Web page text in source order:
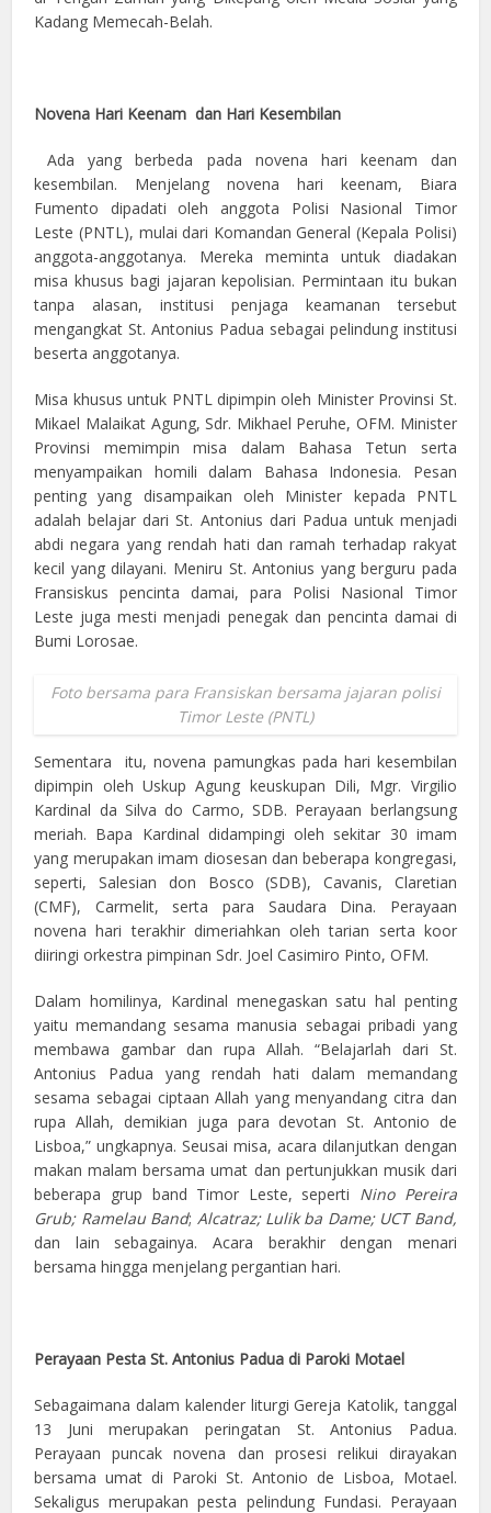
Kadang Memecah-Belah.
Novena Hari Keenam dan Hari Kesembilan
Ada yang berbeda pada novena hari keenam dan
kesembilan. Menjelang novena hari keenam, Biara
Fumento dipadati oleh anggota Polisi Nasional Timor
Leste (PNTL), mulai dari Komandan General (Kepala Polisi)
anggota-anggotanya. Mereka meminta untuk diadakan
misa khusus bagi jajaran kepolisian. Permintaan itu bukan
tanpa alasan, institusi penjaga keamanan tersebut
mengangkat St. Antonius Padua sebagai pelindung institusi
beserta anggotanya.
Misa khusus untuk PNTL dipimpin oleh Minister Provinsi St.
Mikael Malaikat Agung, Sdr. Mikhael Peruhe, OFM. Minister
Provinsi memimpin misa dalam Bahasa Tetun serta
menyampaikan homili dalam Bahasa Indonesia. Pesan
penting yang disampaikan oleh Minister kepada PNTL
adalah belajar dari St. Antonius dari Padua untuk menjadi
abdi negara yang rendah hati dan ramah terhadap rakyat
kecil yang dilayani. Meniru St. Antonius yang berguru pada
Fransiskus pencinta damai, para Polisi Nasional Timor
Leste juga mesti menjadi penegak dan pencinta damai di
Bumi Lorosae.
Foto bersama para Fransiskan bersama jajaran polisi
Timor Leste (PNTL)
Sementara itu, novena pamungkas pada hari kesembilan
dipimpin oleh Uskup Agung keuskupan Dili, Mgr. Virgilio
Kardinal da Silva do Carmo, SDB. Perayaan berlangsung
meriah. Bapa Kardinal didampingi oleh sekitar 30 imam
yang merupakan imam diosesan dan beberapa kongregasi,
seperti, Salesian don Bosco (SDB), Cavanis, Claretian
(CMF), Carmelit, serta para Saudara Dina. Perayaan
novena hari terakhir dimeriahkan oleh tarian serta koor
diiringi orkestra pimpinan Sdr. Joel Casimiro Pinto, OFM.
Dalam homilinya, Kardinal menegaskan satu hal penting
yaitu memandang sesama manusia sebagai pribadi yang
membawa gambar dan rupa Allah. “Belajarlah dari St.
Antonius Padua yang rendah hati dalam memandang
sesama sebagai ciptaan Allah yang menyandang citra dan
rupa Allah, demikian juga para devotan St. Antonio de
Lisboa,” ungkapnya. Seusai misa, acara dilanjutkan dengan
makan malam bersama umat dan pertunjukkan musik dari
beberapa grup band Timor Leste, seperti Nino Pereira
Grub; Ramelau Band; Alcatraz; Lulik ba Dame; UCT Band,
dan lain sebagainya. Acara berakhir dengan menari
bersama hingga menjelang pergantian hari.
Perayaan Pesta St. Antonius Padua di Paroki Motael
Sebagaimana dalam kalender liturgi Gereja Katolik, tanggal
13 Juni merupakan peringatan St. Antonius Padua.
Perayaan puncak novena dan prosesi relikui dirayakan
bersama umat di Paroki St. Antonio de Lisboa, Motael.
Sekaligus merupakan pesta pelindung Fundasi. Perayaan